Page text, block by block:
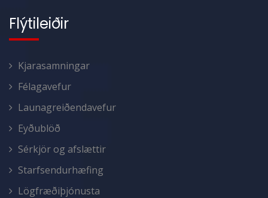
Flýtileiðir
Kjarasamningar
Félagavefur
Launagreiðendavefur
Eyðublöð
Sérkjör og afslættir
Starfsendurhæfing
Lögfræðiþjónusta